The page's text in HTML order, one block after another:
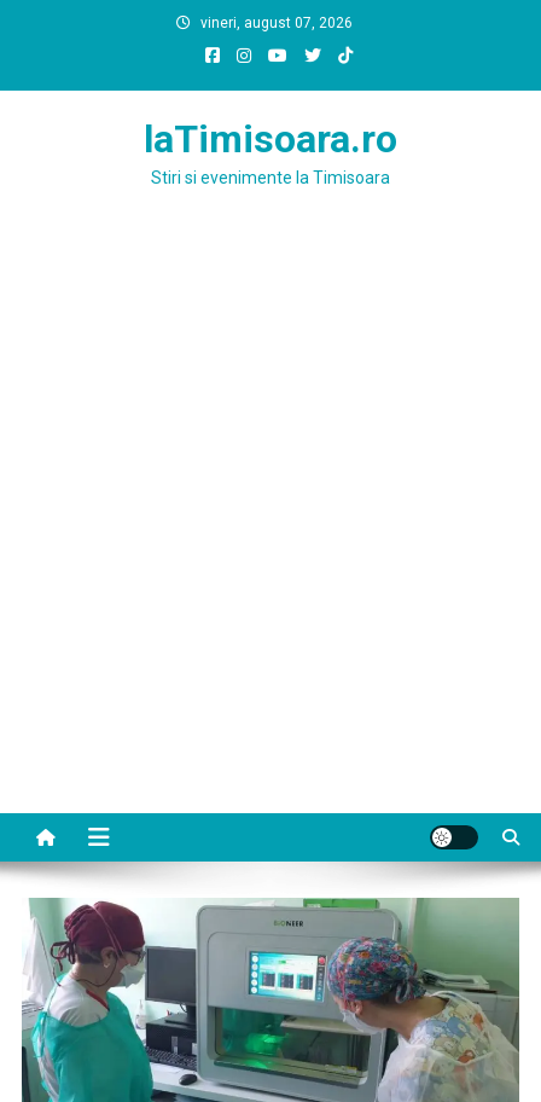
vineri, august 07, 2026
laTimisoara.ro
Stiri si evenimente la Timisoara